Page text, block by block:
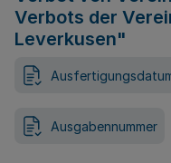
Verbots der
Leverkusen"
Ausgabennummer